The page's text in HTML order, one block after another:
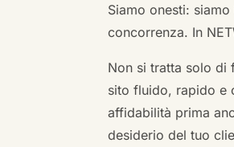
Siamo onesti:
concorrenza. In
Non si tratta solo di
sito fluido, rapido e
affidabilità prima
desiderio del tuo